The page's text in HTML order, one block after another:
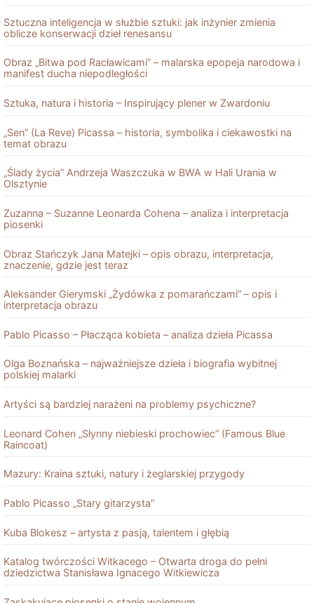
Sztuczna inteligencja w służbie sztuki: jak inżynier zmienia
oblicze konserwacji dzieł renesansu
Obraz „Bitwa pod Racławicami” – malarska epopeja narodowa i
manifest ducha niepodległości
Sztuka, natura i historia – Inspirujący plener w Zwardoniu
„Sen” (La Reve) Picassa – historia, symbolika i ciekawostki na
temat obrazu
„Ślady życia” Andrzeja Waszczuka w BWA w Hali Urania w
Olsztynie
Zuzanna – Suzanne Leonarda Cohena – analiza i interpretacja
piosenki
Obraz Stańczyk Jana Matejki – opis obrazu, interpretacja,
znaczenie, gdzie jest teraz
Aleksander Gierymski „Żydówka z pomarańczami” – opis i
interpretacja obrazu
Pablo Picasso – Płacząca kobieta – analiza dzieła Picassa
Olga Boznańska – najważniejsze dzieła i biografia wybitnej
polskiej malarki
Artyści są bardziej narażeni na problemy psychiczne?
Leonard Cohen „Słynny niebieski prochowiec” (Famous Blue
Raincoat)
Mazury: Kraina sztuki, natury i żeglarskiej przygody
Pablo Picasso „Stary gitarzysta”
Kuba Blokesz – artysta z pasją, talentem i głębią
Katalog twórczości Witkacego – Otwarta droga do pełni
dziedzictwa Stanisława Ignacego Witkiewicza